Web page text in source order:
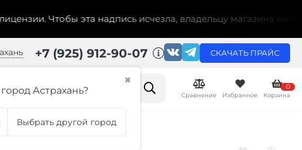
Чтобы эта надпись исчезла, владельцу магазина
✖
Астрахань?
Выбрать другой город
+7 (925) 912-90-07 СКАЧАТЬ ПРАЙС
Сравнение Избранное
0
Корзина